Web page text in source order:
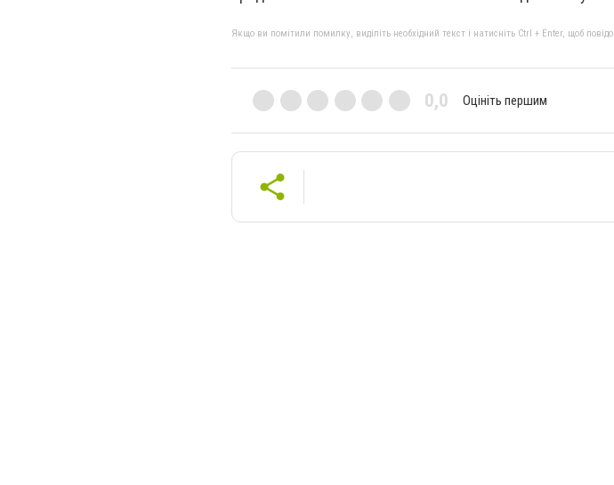
Якщо ви помітили помилку, виділіть необхідний текст і натисніть Ctrl + Enter, щоб
0,0 Оцініть першим